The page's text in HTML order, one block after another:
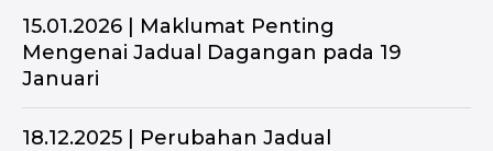
15.01.2026 | Maklumat Penting
Mengenai Jadual Dagangan pada 19
Januari
18.12.2025 | Perubahan Jadual